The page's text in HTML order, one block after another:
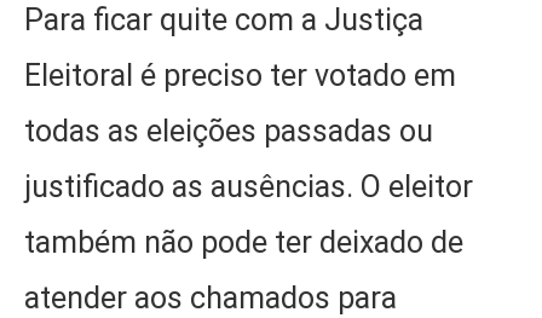
Para ficar quite com a Justiça
Eleitoral é preciso ter votado em
todas as eleições passadas ou
justificado as ausências. O eleitor
também não pode ter deixado de
atender aos chamados para